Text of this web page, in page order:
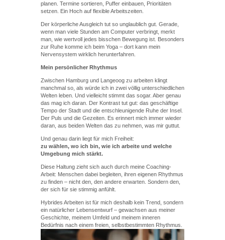
planen. Termine sortieren, Puffer einbauen, Prioritäten
setzen. Ein Hoch auf flexible Arbeitszeiten.
Der körperliche Ausgleich tut so unglaublich gut. Gerade,
wenn man viele Stunden am Computer verbringt, merkt
man, wie wertvoll jedes bisschen Bewegung ist. Besonders
zur Ruhe komme ich beim Yoga – dort kann mein
Nervensystem wirklich herunterfahren.
Mein persönlicher Rhythmus
Zwischen Hamburg und Langeoog zu arbeiten klingt
manchmal so, als würde ich in zwei völlig unterschiedlichen
Welten leben. Und vielleicht stimmt das sogar. Aber genau
das mag ich daran. Der Kontrast tut gut: das geschäftige
Tempo der Stadt und die entschleunigende Ruhe der Insel.
Der Puls und die Gezeiten. Es erinnert mich immer wieder
daran, aus beiden Welten das zu nehmen, was mir guttut.
Und genau darin liegt für mich Freiheit:
zu wählen, wo ich bin, wie ich arbeite und welche
Umgebung mich stärkt.
Diese Haltung zieht sich auch durch meine Coaching-
Arbeit: Menschen dabei begleiten, ihren eigenen Rhythmus
zu finden – nicht den, den andere erwarten. Sondern den,
der sich für sie stimmig anfühlt.
Hybrides Arbeiten ist für mich deshalb kein Trend, sondern
ein natürlicher Lebensentwurf – gewachsen aus meiner
Geschichte, meinem Umfeld und meinem inneren
Bedürfnis nach einem freien, selbstbestimmten Rhythmus.